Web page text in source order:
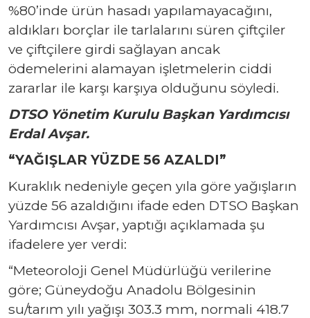
%80’inde ürün hasadı yapılamayacağını,
aldıkları borçlar ile tarlalarını süren çiftçiler
ve çiftçilere girdi sağlayan ancak
ödemelerini alamayan işletmelerin ciddi
zararlar ile karşı karşıya olduğunu söyledi.
DTSO Yönetim Kurulu Başkan Yardımcısı
Erdal Avşar.
“YAĞIŞLAR YÜZDE 56 AZALDI”
Kuraklık nedeniyle geçen yıla göre yağışların
yüzde 56 azaldığını ifade eden DTSO Başkan
Yardımcısı Avşar, yaptığı açıklamada şu
ifadelere yer verdi:
“Meteoroloji Genel Müdürlüğü verilerine
göre; Güneydoğu Anadolu Bölgesinin
su/tarım yılı yağışı 303.3 mm, normali 418.7